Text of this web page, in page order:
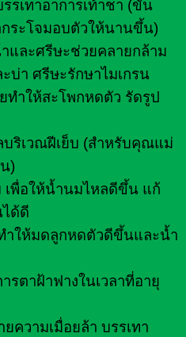
รเทาอาการเท้าชา (ขั้น
ระโจมอบตัวให้นานขึ้น)
และศรีษะช่วยคลายกล้าม
บ่า ศรีษะรักษาไมเกรน
ทำให้สะโพกหดตัว รัดรูป
ริเวณฝีเย็บ (สำหรับคุณแม่
)
เพื่อให้น้ำนมไหลดีขึ้น แก้
ด้ดี
ำให้มดลูกหดตัวดีขึ้นและน้ำ
รตาฝ้าฟางในเวลาที่อายุ
ความเมื่อยล้า บรรเทา